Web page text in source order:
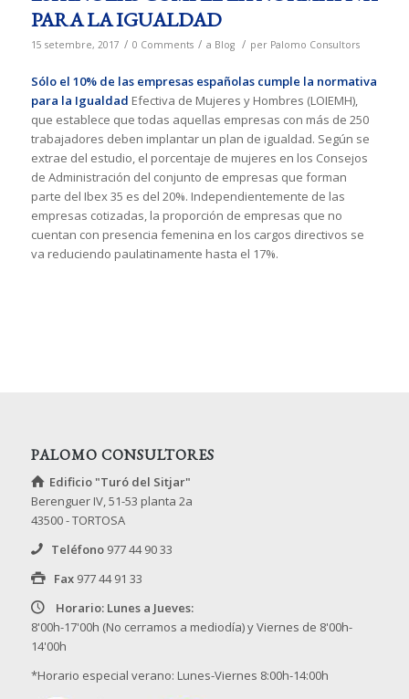
PARA LA IGUALDAD
15 setembre, 2017 / 0 Comments / a Blog / per Palomo Consultors
Sólo el 10% de las empresas españolas cumple la normativa
para la Igualdad Efectiva de Mujeres y Hombres (LOIEMH),
que establece que todas aquellas empresas con más de 250
trabajadores deben implantar un plan de igualdad. Según se
extrae del estudio, el porcentaje de mujeres en los Consejos
de Administración del conjunto de empresas que forman
parte del Ibex 35 es del 20%. Independientemente de las
empresas cotizadas, la proporción de empresas que no
cuentan con presencia femenina en los cargos directivos se
va reduciendo paulatinamente hasta el 17%.
PALOMO CONSULTORES
Edificio "Turó del Sitjar"
Berenguer IV, 51-53 planta 2a
43500 - TORTOSA
Teléfono 977 44 90 33
Fax 977 44 91 33
Horario: Lunes a Jueves:
8'00h-17'00h (No cerramos a mediodía) y Viernes de 8'00h-
14'00h
*Horario especial verano: Lunes-Viernes 8:00h-14:00h